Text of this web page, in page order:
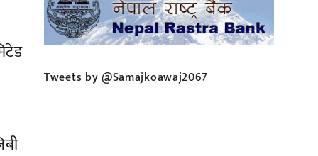
Tweets by @Samajkoawaj2067